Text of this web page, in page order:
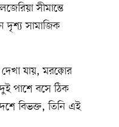
সীমান্তে
দৃশ্য সামাজিক
যায়, মরক্কোর
পাশে বসে ঠিক
বিভক্ত, তিনি এই